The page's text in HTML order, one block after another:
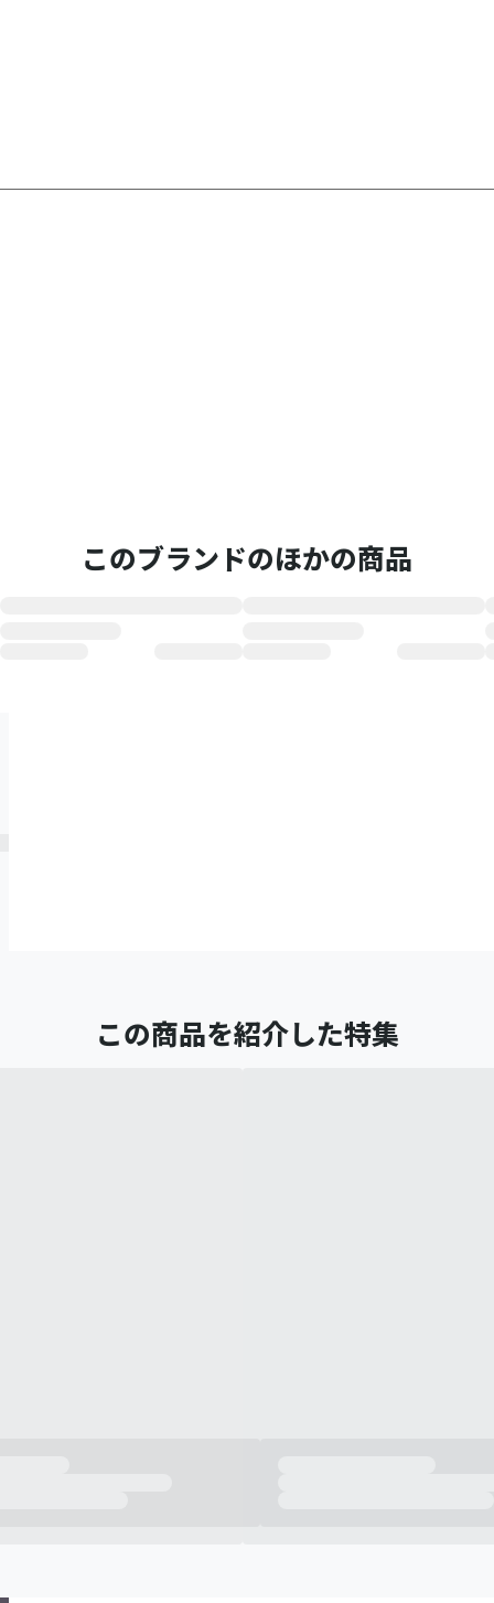
このブランドのほかの商品
この商品を紹介した特集